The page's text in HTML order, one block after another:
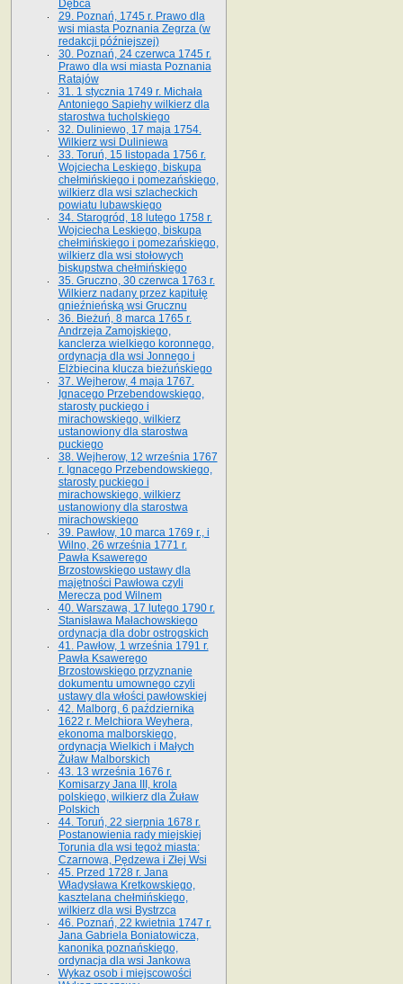
Dębca
29. Poznań, 1745 r. Prawo dla
wsi miasta Poznania Zegrza (w
redakcji późniejszej)
30. Poznań, 24 czerwca 1745 r.
Prawo dla wsi miasta Poznania
Ratajów
31. 1 stycznia 1749 r. Michała
Antoniego Sapiehy wilkierz dla
starostwa tucholskiego
32. Duliniewo, 17 maja 1754.
Wilkierz wsi Duliniewa
33. Toruń, 15 listopada 1756 r.
Wojciecha Leskiego, biskupa
chełmińskiego i pomezańskiego,
wilkierz dla wsi szlacheckich
powiatu lubawskiego
34. Starogród, 18 lutego 1758 r.
Wojciecha Leskiego, biskupa
chełmińskiego i pomezańskiego,
wilkierz dla wsi stołowych
biskupstwa chełmińskiego
35. Gruczno, 30 czerwca 1763 r.
Wilkierz nadany przez kapitułę
gnieźnieńską wsi Grucznu
36. Bieżuń, 8 marca 1765 r.
Andrzeja Zamojskiego,
kanclerza wielkiego koronnego,
ordynacja dla wsi Jonnego i
Elżbiecina klucza bieżuńskiego
37. Wejherow, 4 maja 1767.
Ignacego Przebendowskiego,
starosty puckiego i
mirachowskiego, wilkierz
ustanowiony dla starostwa
puckiego
38. Wejherow, 12 września 1767
r. Ignacego Przebendowskiego,
starosty puckiego i
mirachowskiego, wilkierz
ustanowiony dla starostwa
mirachowskiego
39. Pawłow, 10 marca 1769 r., i
Wilno, 26 września 1771 r.
Pawła Ksawerego
Brzostowskiego ustawy dla
majętności Pawłowa czyli
Merecza pod Wilnem
40. Warszawa, 17 lutego 1790 r.
Stanisława Małachowskiego
ordynacja dla dobr ostrogskich
41. Pawłow, 1 września 1791 r.
Pawła Ksawerego
Brzostowskiego przyznanie
dokumentu umownego czyli
ustawy dla włości pawłowskiej
42. Malborg, 6 października
1622 r. Melchiora Weyhera,
ekonoma malborskiego,
ordynacja Wielkich i Małych
Żuław Malborskich
43. 13 września 1676 r.
Komisarzy Jana III, krola
polskiego, wilkierz dla Żuław
Polskich
44. Toruń, 22 sierpnia 1678 r.
Postanowienia rady miejskiej
Torunia dla wsi tegoż miasta:
Czarnowa, Pędzewa i Złej Wsi
45. Przed 1728 r. Jana
Władysława Kretkowskiego,
kasztelana chełmińskiego,
wilkierz dla wsi Bystrzca
46. Poznań, 22 kwietnia 1747 r.
Jana Gabriela Boniatowicza,
kanonika poznańskiego,
ordynacja dla wsi Jankowa
Wykaz osob i miejscowości